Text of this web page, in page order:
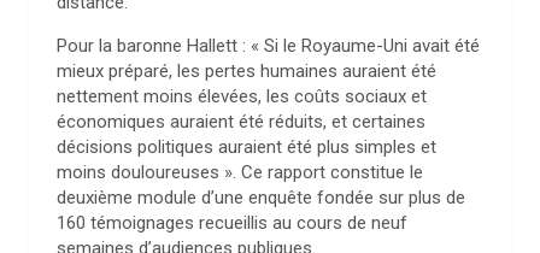
Pour la baronne Hallett : « Si le Royaume-Uni avait été
mieux préparé, les pertes humaines auraient été
nettement moins élevées, les coûts sociaux et
économiques auraient été réduits, et certaines
décisions politiques auraient été plus simples et
moins douloureuses ». Ce rapport constitue le
deuxième module d’une enquête fondée sur plus de
160 témoignages recueillis au cours de neuf
semaines d’audiences publiques.